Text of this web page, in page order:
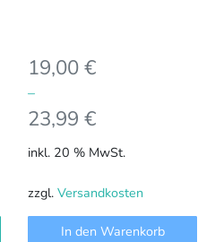
19,00€
–
23,99 €
inkl. 20 % MwSt.
zzgl. Versandkosten
In den Warenkorb